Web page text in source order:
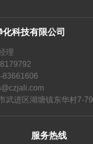
科技有限公司
理
83661606
武进区湖塘镇东华村7-79
服务热线